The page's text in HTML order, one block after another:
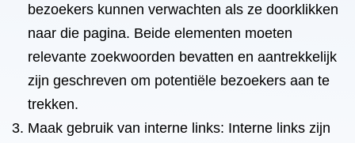
bezoekers kunnen verwachten als ze doorklikken
naar die pagina. Beide elementen moeten
relevante zoekwoorden bevatten en aantrekkelijk
zijn geschreven om potentiële bezoekers aan te
trekken.
Maak gebruik van interne links: Interne links zijn